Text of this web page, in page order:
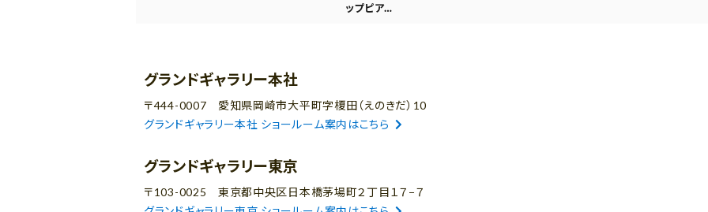
ップピア…
グランドギャラリー本社
〒444-0007 愛知県岡崎市大平町字榎田（えのきだ）10
グランドギャラリー本社 ショールーム案内はこちら
グランドギャラリー東京
〒103-0025 東京都中央区日本橋茅場町２丁目１７−７